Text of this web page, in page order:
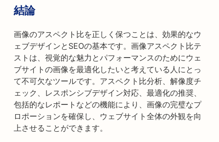
結論
画像のアスペクト比を正しく保つことは、効果的なウ
ェブデザインとSEOの基本です。画像アスペクト比テ
ストは、視覚的な魅力とパフォーマンスのためにウェ
ブサイトの画像を最適化したいと考えている人にとっ
て不可欠なツールです。アスペクト比分析、解像度チ
ェック、レスポンシブデザイン対応、最適化の推奨、
包括的なレポートなどの機能により、画像の完璧なプ
ロポーションを確保し、ウェブサイト全体の外観を向
上させることができます。